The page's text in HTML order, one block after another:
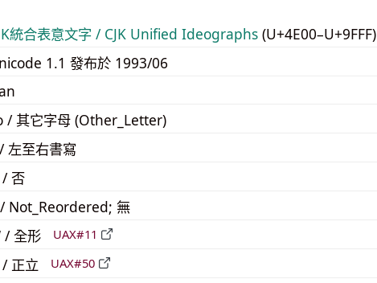
統合表意文字 / CJK Unified Ideographs (U+4E00–U+9FFF)
1.1 發布於 1993/06
/ 其它字母 (Other_Letter)
左至右書寫
否
Not_Reordered; 無
/ 全形 UAX#11
正立 UAX#50